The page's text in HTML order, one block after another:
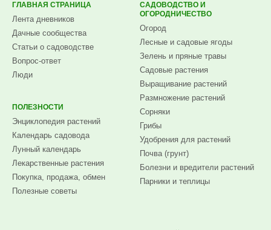
ГЛАВНАЯ СТРАНИЦА
Лента дневников
Дачные сообщества
Статьи о садоводстве
Вопрос-ответ
Люди
ПОЛЕЗНОСТИ
Энциклопедия растений
Календарь садовода
Лунный календарь
Лекарственные растения
Покупка, продажа, обмен
Полезные советы
САДОВОДСТВО И
ОГОРОДНИЧЕСТВО
Огород
Лесные и садовые ягоды
Зелень и пряные травы
Садовые растения
Выращивание растений
Размножение растений
Сорняки
Грибы
Удобрения для растений
Почва (грунт)
Болезни и вредители растений
Парники и теплицы